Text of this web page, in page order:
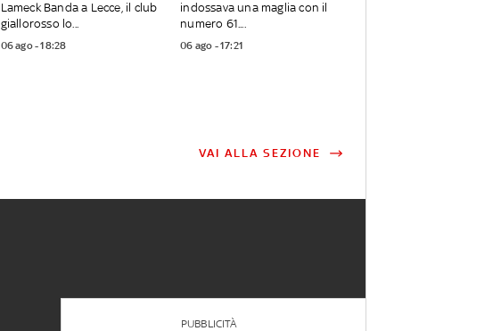
Lameck Banda a Lecce, il club
giallorosso lo...
06 ago - 18:28
indossava una maglia con il
numero 61....
06 ago - 17:21
VAI ALLA SEZIONE
PUBBLICITÀ